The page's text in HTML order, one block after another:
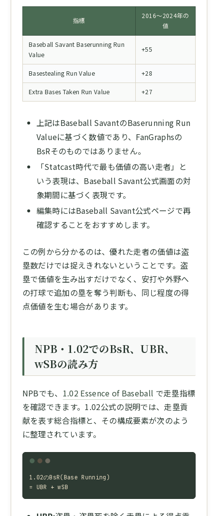
指標
2016〜2024年の
値
Baseball Savant Baserunning Run
Value
+55
Basestealing Run Value +28
Extra Bases Taken Run Value +27
上記はBaseball SavantのBaserunning Run
Valueに基づく数値であり、FanGraphsの
BsRそのものではありません。
「Statcast時代で最も価値の高い走者」と
いう表現は、Baseball Savant公式画面の対
象期間に基づく表現です。
編集時にはBaseball Savant公式ページで再
確認することをおすすめします。
この例から分かるのは、優れた走者の価値は盗
塁数だけでは捉えきれないということです。盗
塁で価値を生み出すだけでなく、安打や外野へ
の打球で追加の塁を奪う判断も、同じ程度の得
点価値を生む場合があります。
NPB・1.02でのBsR、UBR、
wSBの読み方
NPBでも、 1.02 Essence of Baseball で走塁指標
を確認できます。1.02公式の説明では、走塁貢
献を表す総合指標と、その構成要素が次のよう
に整理されています。
1.02のBsR(Base Running)
= UBR + wSB